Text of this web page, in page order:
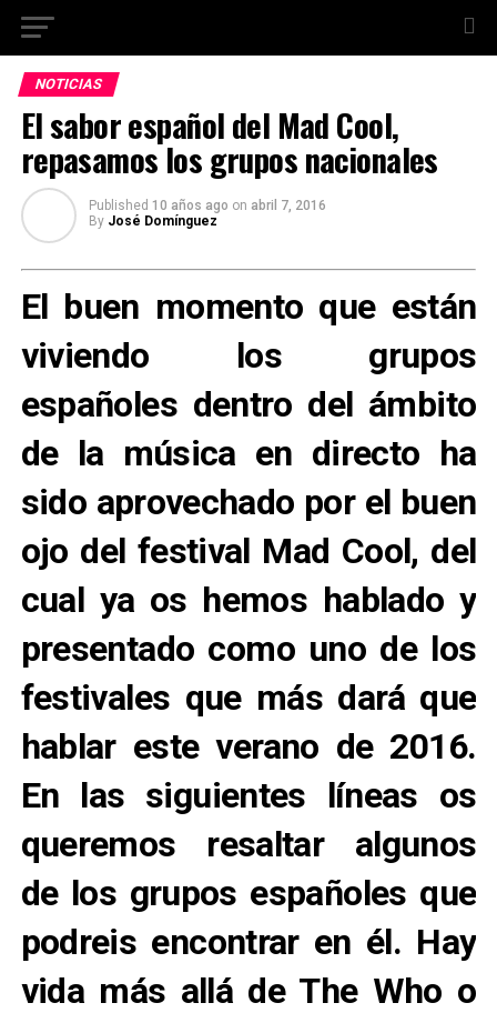
NOTICIAS
El sabor español del Mad Cool,
repasamos los grupos nacionales
Published 10 años ago on abril 7, 2016
By José Domínguez
El buen momento que están
viviendo los grupos
españoles dentro del ámbito
de la música en directo ha
sido aprovechado por el buen
ojo del festival Mad Cool, del
cual ya os hemos hablado y
presentado como uno de los
festivales que más dará que
hablar este verano de 2016.
En las siguientes líneas os
queremos resaltar algunos
de los grupos españoles que
podreis encontrar en él. Hay
vida más allá de The Who o